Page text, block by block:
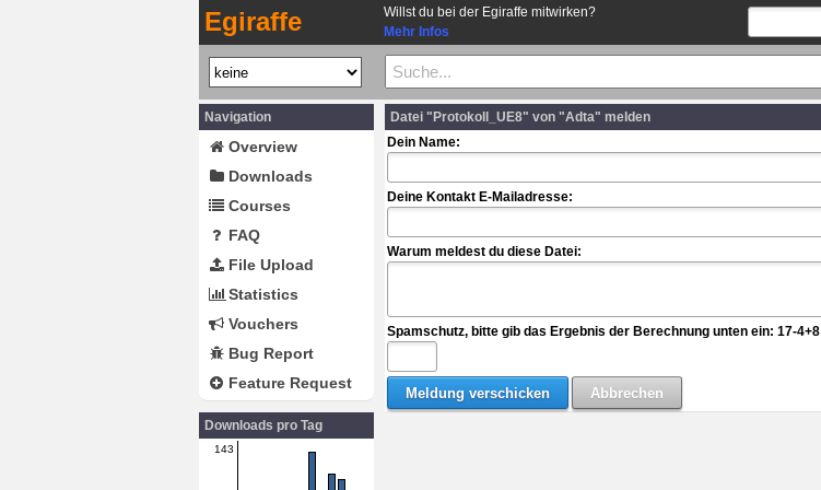
Egiraffe
Willst du bei der Egiraffe mitwirken?
Mehr Infos
Navigation
Overview
Downloads
Courses
FAQ
File Upload
Statistics
Vouchers
Bug Report
Feature Request
Downloads pro Tag
143
Datei "Protokoll_UE8" von "Adta" melden
Dein Name:
Deine Kontakt E-Mailadresse:
Warum meldest du diese Datei:
Spamschutz, bitte gib das Ergebnis der Berechnung unten ein: 17-4+8